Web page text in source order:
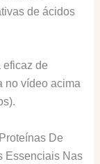
de ácidos
eficaz de
no vídeo acima
De
Essenciais Nas